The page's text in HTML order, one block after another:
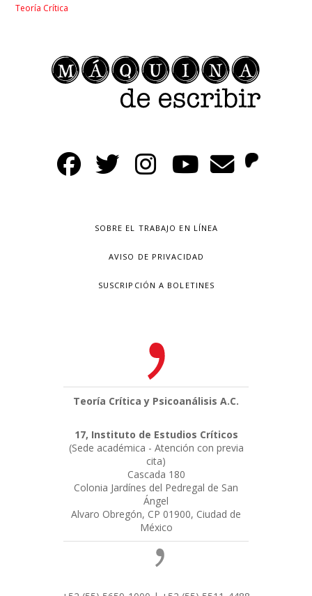
Teoría Crítica
SOBRE EL TRABAJO EN LÍNEA
AVISO DE PRIVACIDAD
SUSCRIPCIÓN A BOLETINES
Teoría Crítica y Psicoanálisis A.C.
17, Instituto de Estudios Críticos
(Sede académica - Atención con previa
cita)
Cascada 180
Colonia Jardínes del Pedregal de San
Ángel
Alvaro Obregón, CP 01900, Ciudad de
México